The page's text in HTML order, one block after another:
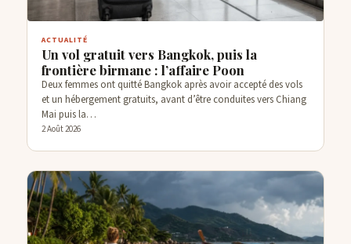
ACTUALITÉ
Un vol gratuit vers Bangkok, puis la
frontière birmane : l’affaire Poon
Deux femmes ont quitté Bangkok après avoir accepté des vols
et un hébergement gratuits, avant d’être conduites vers Chiang
Mai puis la…
2 Août 2026